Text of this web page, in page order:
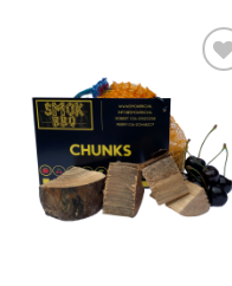
Toevoegen
verlanglijst